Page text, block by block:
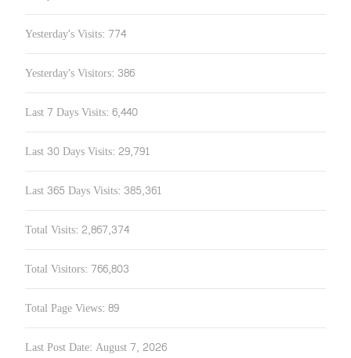
Yesterday's Visits: 774
Yesterday's Visitors: 386
Last 7 Days Visits: 6,440
Last 30 Days Visits: 29,791
Last 365 Days Visits: 385,361
Total Visits: 2,867,374
Total Visitors: 766,803
Total Page Views: 89
Last Post Date: August 7, 2026